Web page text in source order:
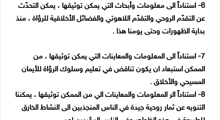
6- استناداً الى معلومات وأبحاث التي يمكن توثيقها ، يمكن التحدّث
عن التقدّم الروحي والتقدّم اللاهوتي والفضائل الأخلاقية للرؤاة ، منذ
بداية الظهورات وحتى يومنا هذا .
7- استناداً الى المعلومات والمعاينات التي يمكن توثيقها ، من
الممكن استبعاد ان يكون تناقض في تعليم وسلوك الرؤاة للأيمان
المسيحي والأخلاق .
8- استناداً الر المعلومات والمعاينات الي من الممكن توثيقها ، يمكننا
التنويه عن ثمار روحية جيدة في الناس المنجذبين الى النشاط الخارق